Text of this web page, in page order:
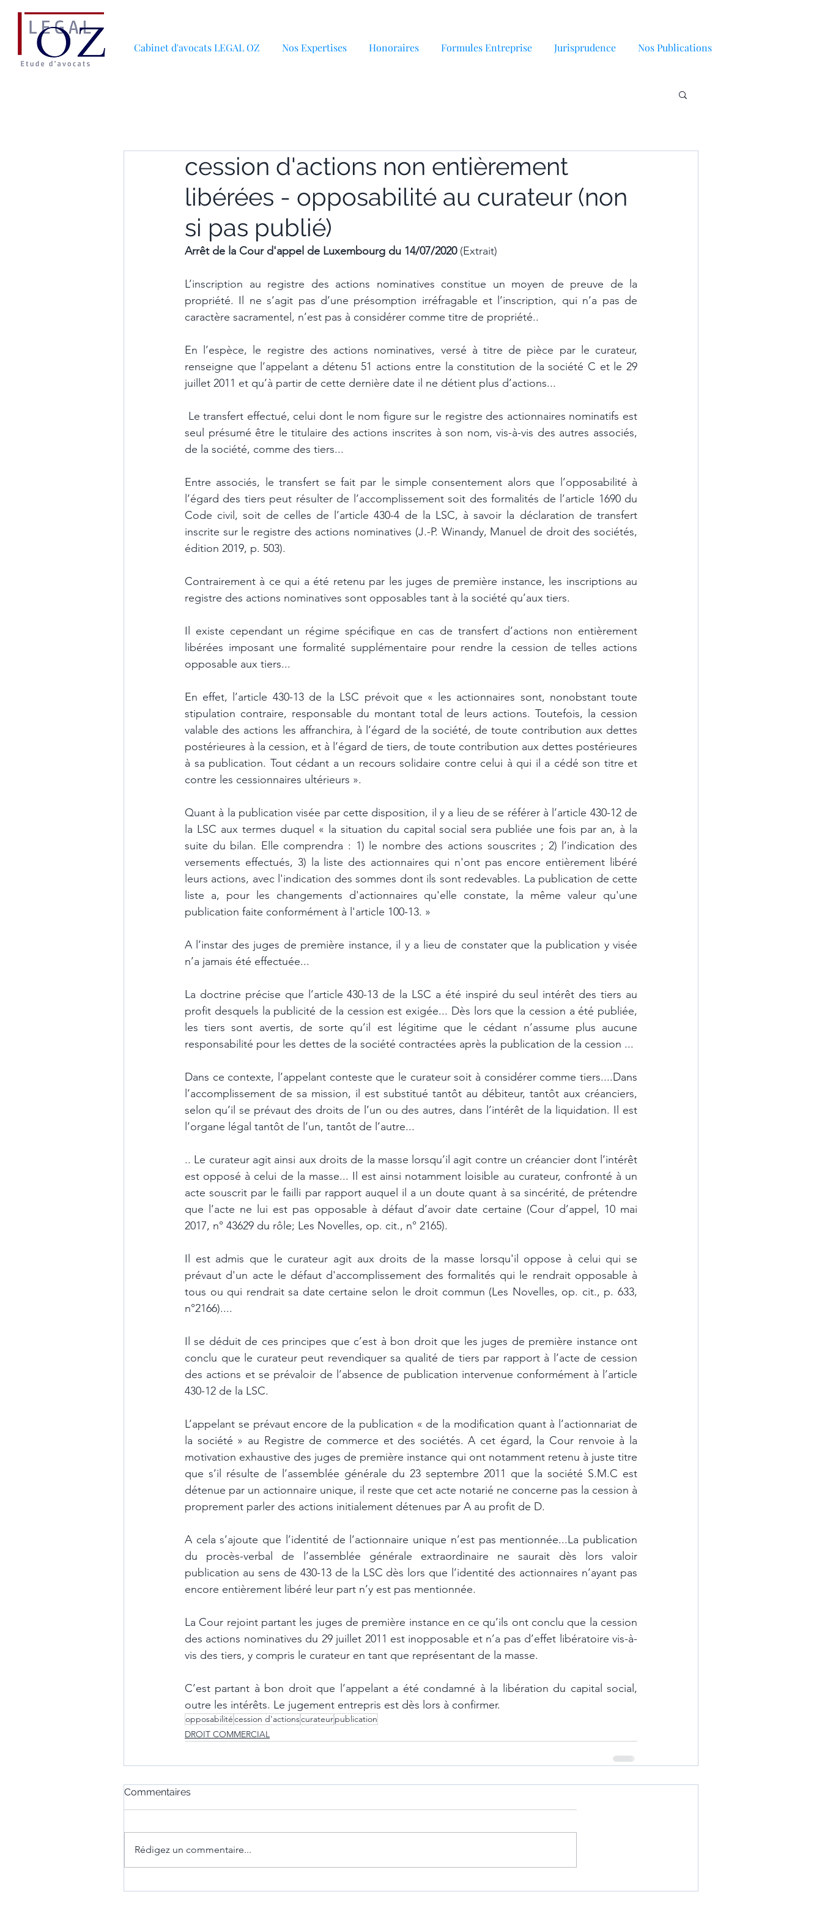
Cabinet d'avocats LEGAL OZ Nos Expertises Honoraires Formules Entreprise Jurisprudence Nos Publications
cession d'actions non entièrement
libérées - opposabilité au curateur (non
si pas publié)
Arrêt de la Cour d'appel de Luxembourg du 14/07/2020 (Extrait)
L’inscription au registre des actions nominatives constitue un moyen de preuve de la
propriété. Il ne s’agit pas d’une présomption irréfragable et l’inscription, qui n’a pas de
caractère sacramentel, n’est pas à considérer comme titre de propriété..
En l’espèce, le registre des actions nominatives, versé à titre de pièce par le curateur,
renseigne que l’appelant a détenu 51 actions entre la constitution de la société C et le 29
juillet 2011 et qu’à partir de cette dernière date il ne détient plus d’actions...
seul présumé être le titulaire des actions inscrites à son nom, vis-à-vis des autres associés,
de la société, comme des tiers...
Entre associés, le transfert se fait par le simple consentement alors que l’opposabilité à
l’égard des tiers peut résulter de l’accomplissement soit des formalités de l’article 1690 du
Code civil, soit de celles de l’article 430-4 de la LSC, à savoir la déclaration de transfert
inscrite sur le registre des actions nominatives (J.-P. Winandy, Manuel de droit des sociétés,
édition 2019, p. 503).
Contrairement à ce qui a été retenu par les juges de première instance, les inscriptions au
registre des actions nominatives sont opposables tant à la société qu’aux tiers.
Il existe cependant un régime spécifique en cas de transfert d’actions non entièrement
libérées imposant une formalité supplémentaire pour rendre la cession de telles actions
opposable aux tiers...
En effet, l’article 430-13 de la LSC prévoit que « les actionnaires sont, nonobstant toute
stipulation contraire, responsable du montant total de leurs actions. Toutefois, la cession
valable des actions les affranchira, à l’égard de la société, de toute contribution aux dettes
postérieures à la cession, et à l’égard de tiers, de toute contribution aux dettes postérieures
à sa publication. Tout cédant a un recours solidaire contre celui à qui il a cédé son titre et
contre les cessionnaires ultérieurs ».
Quant à la publication visée par cette disposition, il y a lieu de se référer à l’article 430-12 de
la LSC aux termes duquel « la situation du capital social sera publiée une fois par an, à la
suite du bilan. Elle comprendra : 1) le nombre des actions souscrites ; 2) l’indication des
versements effectués, 3) la liste des actionnaires qui n'ont pas encore entièrement libéré
leurs actions, avec l'indication des sommes dont ils sont redevables. La publication de cette
liste a, pour les changements d'actionnaires qu'elle constate, la même valeur qu'une
publication faite conformément à l'article 100-13. »
A l’instar des juges de première instance, il y a lieu de constater que la publication y visée
n’a jamais été effectuée...
La doctrine précise que l’article 430-13 de la LSC a été inspiré du seul intérêt des tiers au
profit desquels la publicité de la cession est exigée... Dès lors que la cession a été publiée,
les tiers sont avertis, de sorte qu’il est légitime que le cédant n’assume plus aucune
responsabilité pour les dettes de la société contractées après la publication de la cession ...
Dans ce contexte, l’appelant conteste que le curateur soit à considérer comme tiers....Dans
l’accomplissement de sa mission, il est substitué tantôt au débiteur, tantôt aux créanciers,
selon qu’il se prévaut des droits de l’un ou des autres, dans l’intérêt de la liquidation. Il est
l’organe légal tantôt de l’un, tantôt de l’autre...
.. Le curateur agit ainsi aux droits de la masse lorsqu’il agit contre un créancier dont l’intérêt
est opposé à celui de la masse... Il est ainsi notamment loisible au curateur, confronté à un
acte souscrit par le failli par rapport auquel il a un doute quant à sa sincérité, de prétendre
que l’acte ne lui est pas opposable à défaut d’avoir date certaine (Cour d’appel, 10 mai
2017, n° 43629 du rôle; Les Novelles, op. cit., n° 2165).
Il est admis que le curateur agit aux droits de la masse lorsqu'il oppose à celui qui se
prévaut d'un acte le défaut d'accomplissement des formalités qui le rendrait opposable à
tous ou qui rendrait sa date certaine selon le droit commun (Les Novelles, op. cit., p. 633,
n°2166)....
Il se déduit de ces principes que c’est à bon droit que les juges de première instance ont
conclu que le curateur peut revendiquer sa qualité de tiers par rapport à l’acte de cession
des actions et se prévaloir de l’absence de publication intervenue conformément à l’article
430-12 de la LSC.
L’appelant se prévaut encore de la publication « de la modification quant à l’actionnariat de
la société » au Registre de commerce et des sociétés. A cet égard, la Cour renvoie à la
motivation exhaustive des juges de première instance qui ont notamment retenu à juste titre
que s’il résulte de l’assemblée générale du 23 septembre 2011 que la société S.M.C est
détenue par un actionnaire unique, il reste que cet acte notarié ne concerne pas la cession à
proprement parler des actions initialement détenues par A au profit de D.
A cela s’ajoute que l’identité de l’actionnaire unique n’est pas mentionnée...La publication
du procès-verbal de l’assemblée générale extraordinaire ne saurait dès lors valoir
publication au sens de 430-13 de la LSC dès lors que l’identité des actionnaires n’ayant pas
encore entièrement libéré leur part n’y est pas mentionnée.
La Cour rejoint partant les juges de première instance en ce qu’ils ont conclu que la cession
des actions nominatives du 29 juillet 2011 est inopposable et n’a pas d’effet libératoire vis-à-
vis des tiers, y compris le curateur en tant que représentant de la masse.
C’est partant à bon droit que l’appelant a été condamné à la libération du capital social,
outre les intérêts. Le jugement entrepris est dès lors à confirmer.
opposabilitécession d'actionscurateurpublication
DROIT COMMERCIAL
Commentaires
Rédigez un commentaire...